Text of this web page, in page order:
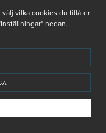
Sallyintegritetspolicy
till våra nyhetsbrev.
ÄR FRAMTAGNA OCH GRANSKADE
välj vilka cookies du tillåter
nedan.